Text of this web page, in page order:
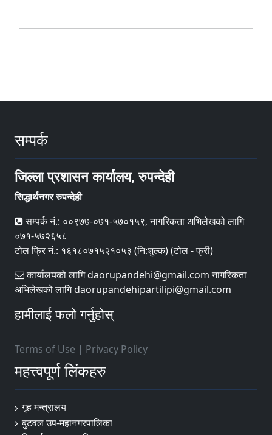
सम्पर्क
जिल्ला प्रशासन कार्यालय, रुपन्देही
सिद्धार्थनगर रुपन्देही
सम्पर्क नं.: ००९७७-०७१-५७०१५९, नागरिकता अभिलेखको लागि
०७१-५७२६५८
टोल फ्रि नं.: १६१८०७१५२१०५३ (नि:शुल्क) (टोल - फ्री)
कार्यालयको लागि daorupandehi@gmail.com नागरिकता
अभिलेखको लागि daorupandehipartilipi@gmail.com
हामीलाई फलो गर्नुहोस्
Terms of Use | Privacy Policy
महत्त्वपूर्ण लिंकहरु
गृह मन्त्रालय
बुटवल उप-महानगरपालिका